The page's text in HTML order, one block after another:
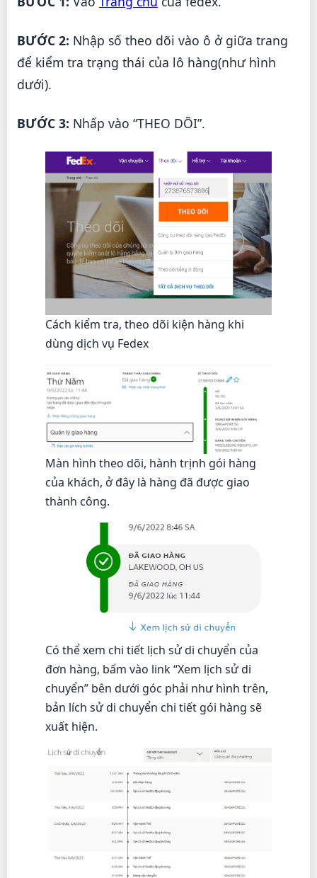
BƯỚC 2: Nhập số theo dõi vào ô ở giữa trang
để kiểm tra trạng thái của lô hàng(như hình
dưới).
BƯỚC 3: Nhấp vào “THEO DÕI”.
Cách kiểm tra, theo dõi kiện hàng khi
dùng dịch vụ Fedex
Màn hình theo dõi, hành trịnh gói hàng
của khách, ở đây là hàng đã được giao
thành công.
Có thể xem chi tiết lịch sử di chuyển của
đơn hàng, bấm vào link “Xem lịch sử di
chuyển” bên dưới góc phải như hình trên,
bản lích sử di chuyển chi tiết gói hàng sẽ
xuất hiện.